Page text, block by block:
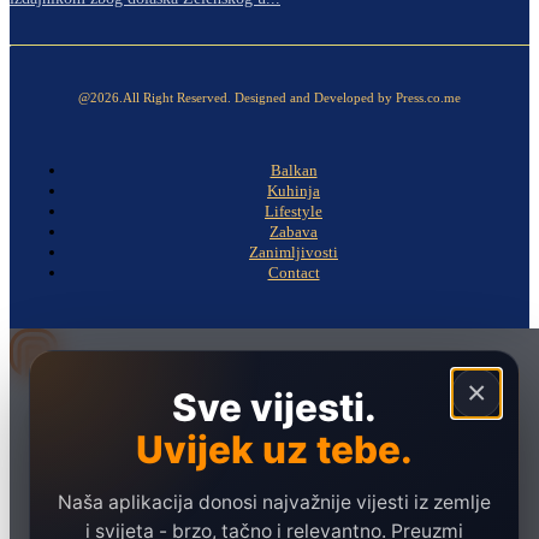
@2026.All Right Reserved. Designed and Developed by Press.co.me
Balkan
Kuhinja
Lifestyle
Zabava
Zanimljivosti
Contact
×
Sve vijesti.
Uvijek uz tebe.
Naša aplikacija donosi najvažnije vijesti iz zemlje
i svijeta - brzo, tačno i relevantno. Preuzmi
Hronika